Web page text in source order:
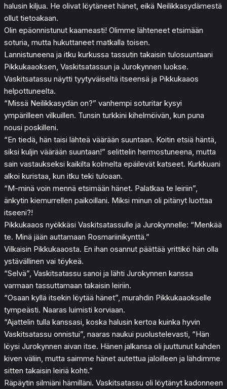
halusin kiljua. He olivat löytäneet hänet, eikä Neilikkasydämestä
ollut tietoakaan.
Olin epäonnistunut kaameasti! Olimme lähteneet etsimään
soturia, mutta hukuttaneet matkalla toisen.
Lannistuneena ja itku kurkussa tassutin takaisin tulosuuntaani
Pikkukaaoksen, Vaskitsatassun ja Jurokynnen luokse.
Vaskitsatassu näytti tyytyväiseltä itseensä ja Pikkukaaos
helpottuneelta.
“Missä Neilikkasydän on?” vanhempi soturitar kysyi
ympärilleen vilkuillen. Tunsin turkkini kihelmöivän, kun puna
nousi poskilleni.
“En tiedä, hän taisi lähteä väärään suuntaan. Koitin etsiä häntä,
siksi kuljin väärään suuntaan!” selittelin hermostuneena, mutta
sain vastaukseksi kaikilta kolmelta epäilevät katseet. Kurkkuani
alkoi kuristaa, kun itku teki tuloaan.
“M-minä voin mennä etsimään hänet. Palatkaa te leiriin”,
änkytin kiemurrellen paikoillani. Miksi minun oli pitänyt luottaa
itseeni?!
Pikkukaaos nyökkäsi Vaskitsatassulle ja Jurokynnelle: “Menkää
te. Minä jään auttamaan Rosmariinikynttä.”
Vilkaisin Pikkukaaosta. En ihan osannut päättää yrittikö hän olla
ystävällinen vai töykeä.
“Selvä”, Vaskitsatassu sanoi ja lähti Jurokynnen kanssa
varmaan tassuttamaan takaisin leiriin.
“Osaan kyllä itsekin löytää hänet”, murahdin Pikkukaaokselle
tympeästi. Naaras luimisti korviaan.
“Ajattelin tulla kanssasi, koska halusin kertoa kuinka hyvin
Vaskitsatassu onnistui”, naaras naukui puolustelevasti, “Hän
löysi Jurokynnen aivan itse. Hänen jalkansa oli juuttunut kahden
kiven väliin, mutta saimme hänet autettua jaloilleen ja lähdimme
sitten takaisin leiriä kohti.”
Räpäytin silmiäni hämilläni. Vaskitsatassu oli löytänyt kadonneen